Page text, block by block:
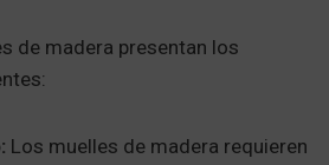
de madera presentan los
Los muelles de madera requieren